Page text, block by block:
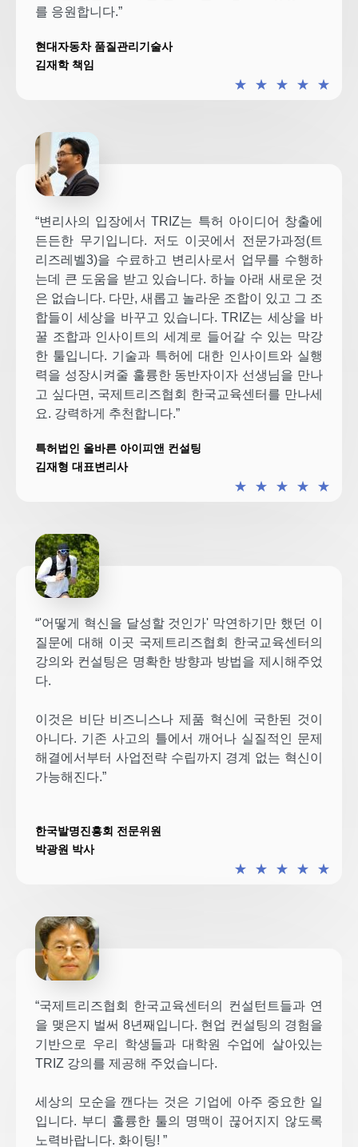
를 응원합니다.”
★ ★ ★ ★ ★
현대자동차 품질관리기술사
김재학 책임
“변리사의 입장에서 TRIZ는 특허 아이디어 창출에
든든한 무기입니다. 저도 이곳에서 전문가과정(트
리즈레벨3)을 수료하고 변리사로서 업무를 수행하
는데 큰 도움을 받고 있습니다. 하늘 아래 새로운 것
은 없습니다. 다만, 새롭고 놀라운 조합이 있고 그 조
합들이 세상을 바꾸고 있습니다. TRIZ는 세상을 바
꿀 조합과 인사이트의 세계로 들어갈 수 있는 막강
한 툴입니다. 기술과 특허에 대한 인사이트와 실행
력을 성장시켜줄 훌륭한 동반자이자 선생님을 만나
고 싶다면, 국제트리즈협회 한국교육센터를 만나세
요. 강력하게 추천합니다.”
특허법인 올바른 아이피앤 컨설팅
김재형 대표변리사
★ ★ ★ ★ ★
“'어떻게 혁신을 달성할 것인가' 막연하기만 했던 이
질문에 대해 이곳 국제트리즈협회 한국교육센터의
강의와 컨설팅은 명확한 방향과 방법을 제시해주었
다.
이것은 비단 비즈니스나 제품 혁신에 국한된 것이
아니다. 기존 사고의 틀에서 깨어나 실질적인 문제
해결에서부터 사업전략 수립까지 경계 없는 혁신이
가능해진다.”
★ ★ ★ ★ ★
한국발명진흥회 전문위원
박광원 박사
“국제트리즈협회 한국교육센터의 컨설턴트들과 연
을 맺은지 벌써 8년째입니다. 현업 컨설팅의 경험을
기반으로 우리 학생들과 대학원 수업에 살아있는
TRIZ 강의를 제공해 주었습니다.
세상의 모순을 깬다는 것은 기업에 아주 중요한 일
입니다. 부디 훌륭한 툴의 명맥이 끊어지지 않도록
노력바랍니다. 화이팅! ”